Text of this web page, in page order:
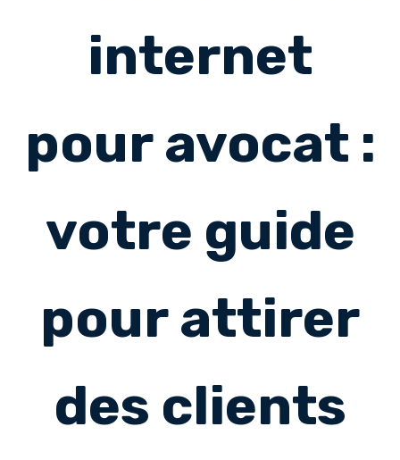
internet
pour avocat :
votre guide
pour attirer
des clients